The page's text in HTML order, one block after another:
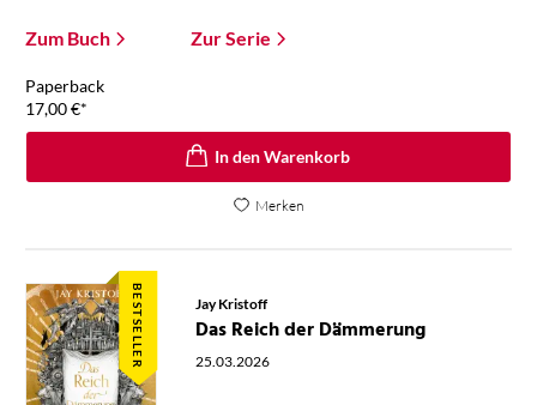
Zum Buch Zur Serie
Paperback
17,00€*
In den Warenkorb
Merken
BESTSELLER Jay Kristoff
Das Reich der Dämmerung
25.03.2026